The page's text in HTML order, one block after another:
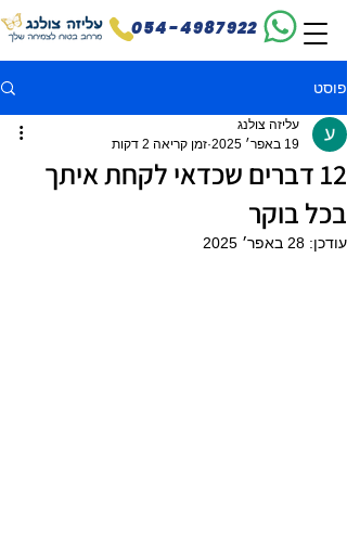
054-4987922
פוסט
12 דברים שכדאי לקחת איתך
בכל בוקר
עליזה צולנג
19 באפר׳ 2025
זמן קריאה 2 דקות
עודכן: 28 באפר׳ 2025